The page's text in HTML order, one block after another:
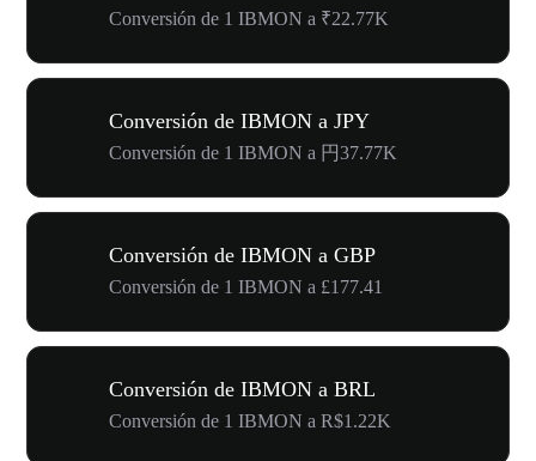
Conversión de 1 IBMON a ₹22.77K
Conversión de IBMON a JPY
Conversión de 1 IBMON a 円37.77K
Conversión de IBMON a GBP
Conversión de 1 IBMON a £177.41
Conversión de IBMON a BRL
Conversión de 1 IBMON a R$1.22K